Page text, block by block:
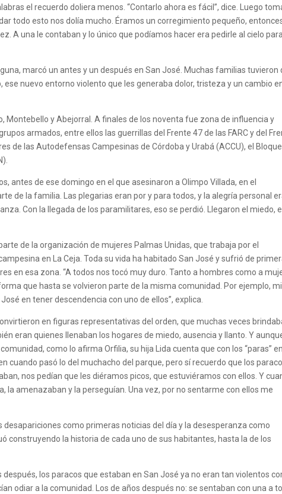
el recuerdo doliera menos. “Contarlo ahora es fácil”, dice. Luego
todo esto nos dolía mucho. Éramos un corregimiento pequeño,
A una le contaban y lo único que podíamos hacer era pedirle al cielo
marcó un antes y un después en San José. Muchas familias tuvieron
nuevo entorno violento que les generaba dolor, tristeza y un cambio
Montebello y Abejorral. A finales de los noventa fue zona de influencia y
armados, entre ellos las guerrillas del Frente 47 de las FARC y del
de las Autodefensas Campesinas de Córdoba y Urabá (ACCU), el Bloque
antes de ese domingo en el que asesinaron a Olimpo Villada, en el
de la familia. Las plegarias eran por y para todos, y la alegría personal
Con la llegada de los paramilitares, eso se perdió. Llegaron el miedo, el
de la organización de mujeres Palmas Unidas, que trabaja por el
en La Ceja. Toda su vida ha habitado San José y sufrió de
en esa zona. “A todos nos tocó muy duro. Tanto a hombres como a
que hasta se volvieron parte de la misma comunidad. Por ejemplo,
en tener descendencia con uno de ellos”, explica.
en figuras representativas del orden, que muchas veces
eran quienes llenaban los hogares de miedo, ausencia y llanto. Y
como lo afirma Orfilia, su hija Lida cuenta que con los “paras”
cuando pasó lo del muchacho del parque, pero sí recuerdo que los
nos pedían que les diéramos picos, que estuviéramos con ellos. Y
la amenazaban y la perseguían. Una vez, por no sentarme con ellos me
desapariciones como primeras noticias del día y la desesperanza como
construyendo la historia de cada uno de sus habitantes, hasta la de los
los paracos que estaban en San José ya no eran tan violentos
odiar a la comunidad. Los de años después no: se sentaban con una a